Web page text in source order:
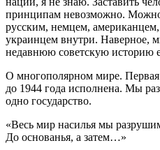
принципам невозможно. Можно
русским, немцем, американцем,
украинцем внутри. Наверное,
недавнюю советскую историю
О многополярном мире.
до 1944 года исполнена. Мы
одно государство.
«Весь мир насилья мы
До основанья, а затем…»